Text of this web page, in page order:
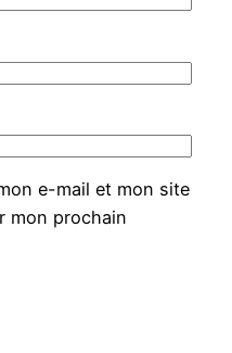
e-mail et mon site
mon prochain